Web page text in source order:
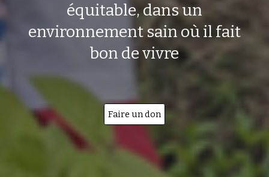
équitable, dans un
environnement sain où il fait
bon de vivre
Faire un don